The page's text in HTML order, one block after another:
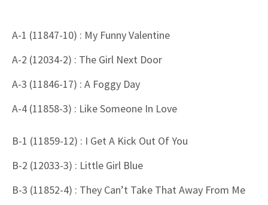
A-1 (11847-10) : My Funny Valentine
A-2 (12034-2) : The Girl Next Door
A-3 (11846-17) : A Foggy Day
A-4 (11858-3) : Like Someone In Love
B-1 (11859-12) : I Get A Kick Out Of You
B-2 (12033-3) : Little Girl Blue
B-3 (11852-4) : They Can’t Take That Away From Me